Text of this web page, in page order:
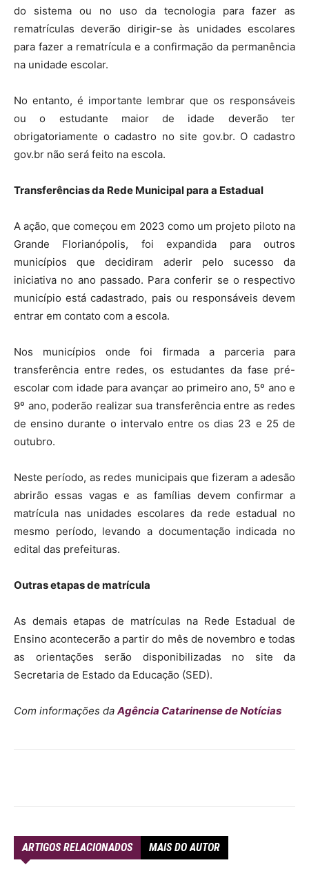
do sistema ou no uso da tecnologia para fazer as
rematrículas deverão dirigir-se às unidades escolares
para fazer a rematrícula e a confirmação da permanência
na unidade escolar.
No entanto, é importante lembrar que os responsáveis
ou o estudante maior de idade deverão ter
obrigatoriamente o cadastro no site gov.br. O cadastro
gov.br não será feito na escola.
Transferências da Rede Municipal para a Estadual
A ação, que começou em 2023 como um projeto piloto na
Grande Florianópolis, foi expandida para outros
municípios que decidiram aderir pelo sucesso da
iniciativa no ano passado. Para conferir se o respectivo
município está cadastrado, pais ou responsáveis devem
entrar em contato com a escola.
Nos municípios onde foi firmada a parceria para
transferência entre redes, os estudantes da fase pré-
escolar com idade para avançar ao primeiro ano, 5º ano e
9º ano, poderão realizar sua transferência entre as redes
de ensino durante o intervalo entre os dias 23 e 25 de
outubro.
Neste período, as redes municipais que fizeram a adesão
abrirão essas vagas e as famílias devem confirmar a
matrícula nas unidades escolares da rede estadual no
mesmo período, levando a documentação indicada no
edital das prefeituras.
Outras etapas de matrícula
As demais etapas de matrículas na Rede Estadual de
Ensino acontecerão a partir do mês de novembro e todas
as orientações serão disponibilizadas no site da
Secretaria de Estado da Educação (SED).
Com informações da Agência Catarinense de Notícias
ARTIGOS RELACIONADOS MAIS DO AUTOR